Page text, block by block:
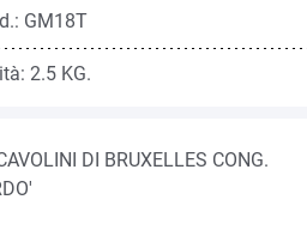
GM18T
2.5 KG.